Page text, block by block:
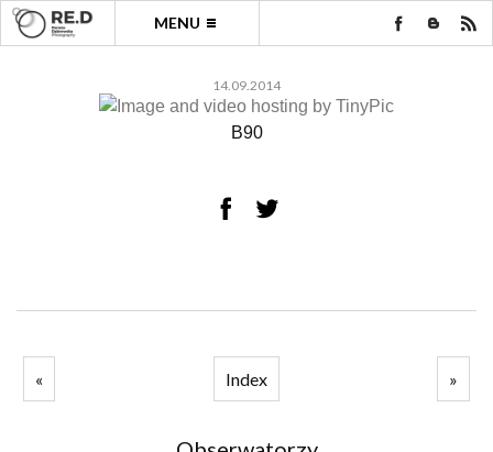
MENU
14.09.2014
B90
« Index »